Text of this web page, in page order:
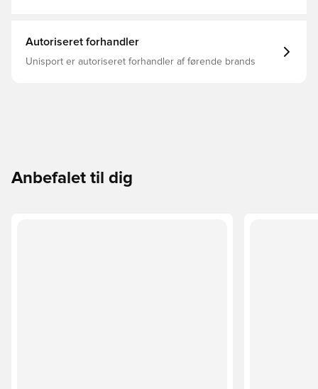
Autoriseret forhandler
Unisport er autoriseret forhandler af førende brands
Anbefalet til dig